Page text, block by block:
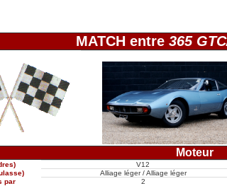
MATCH entre 365
Moteur
V12
Alliage léger / Alliage léger
par
2